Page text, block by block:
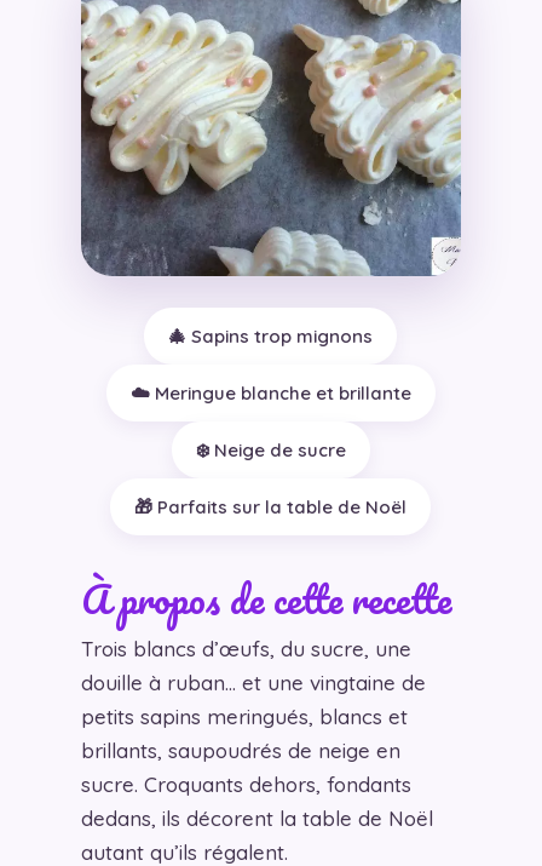
🎄 Sapins trop mignons
☁️ Meringue blanche et brillante
❄️ Neige de sucre
🎁 Parfaits sur la table de Noël
À propos de cette recette
Trois blancs d’œufs, du sucre, une
douille à ruban… et une vingtaine de
petits sapins meringués, blancs et
brillants, saupoudrés de neige en
sucre. Croquants dehors, fondants
dedans, ils décorent la table de Noël
autant qu’ils régalent.